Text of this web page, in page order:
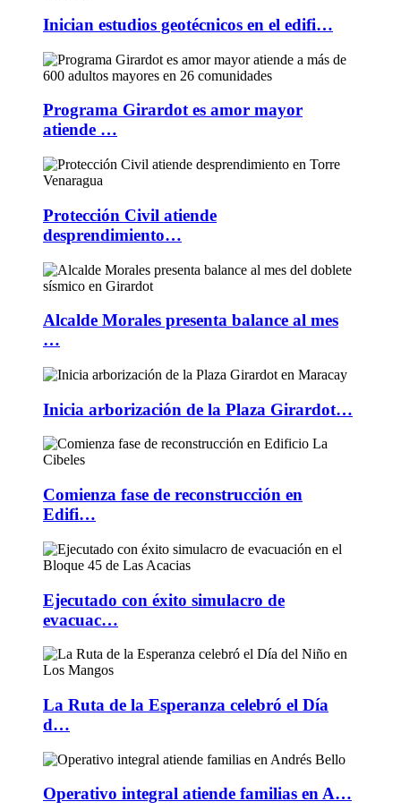
Inician estudios geotécnicos en el edifi…
Programa Girardot es amor mayor
atiende …
Protección Civil atiende
desprendimiento…
Alcalde Morales presenta balance al mes
…
Inicia arborización de la Plaza Girardot…
Comienza fase de reconstrucción en
Edifi…
Ejecutado con éxito simulacro de
evacuac…
La Ruta de la Esperanza celebró el Día
d…
Operativo integral atiende familias en A…